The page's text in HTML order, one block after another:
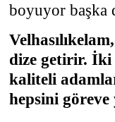
boyuyor başka
dize getirir. İki
kaliteli
hepsini göreve